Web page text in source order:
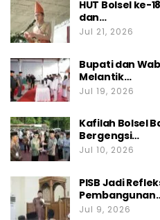
HUT Bolsel ke-
dan…
Jul 21, 2026
Bupati dan
Melantik…
Jul 19, 2026
Kafilah Bolsel
Bergengsi…
Jul 10, 2026
PISB Jadi
Jul 9, 2026